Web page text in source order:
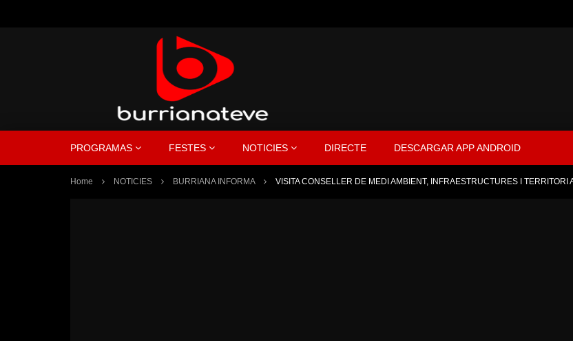
PROGRAMAS FESTES NOTICIES DIRECTE DESCARGAR APP ANDROID
Home NOTICIES BURRIANA INFORMA VISITA CONSELLER DE MEDI AMBIENT, INFRAESTRUCTURES I TERRITORI